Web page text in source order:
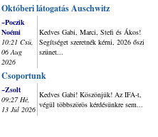
Októberi látogatás Auschwitz
~Poczik
Noémi
10:21 Csü,
06 Aug
2026
Kedves Gabi, Marci, Stefi és Ákos!
Segítséget szeretnék kérni, 2026 őszi
szünet...
Csoportunk
~Zsolt
09:27 Hé,
13 Júl 2026
Kedves Gabi! Köszönjük! Az IFA-t,
végül többszörös kérdésünkre sem...